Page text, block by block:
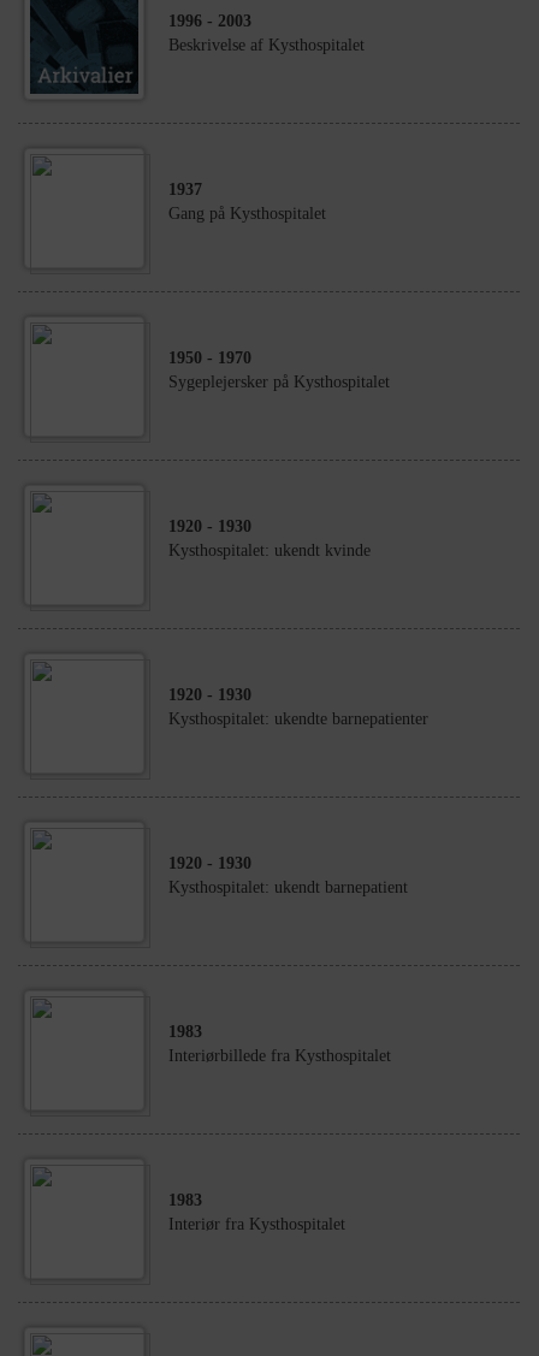
1996 - 2003
Beskrivelse af Kysthospitalet
1937
Gang på Kysthospitalet
1950 - 1970
Sygeplejersker på Kysthospitalet
1920 - 1930
Kysthospitalet: ukendt kvinde
1920 - 1930
Kysthospitalet: ukendte barnepatienter
1920 - 1930
Kysthospitalet: ukendt barnepatient
1983
Interiørbillede fra Kysthospitalet
1983
Interiør fra Kysthospitalet